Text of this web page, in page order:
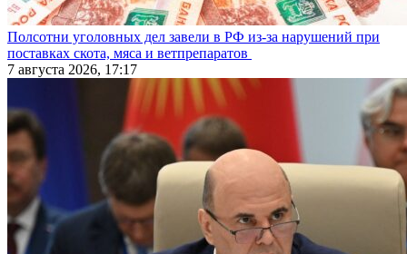
Полсотни уголовных дел завели в РФ из-за нарушений при
поставках скота, мяса и ветпрепаратов
7 августа 2026, 17:17